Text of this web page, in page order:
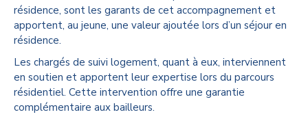
résidence, sont les garants de cet accompagnement et
apportent, au jeune, une valeur ajoutée lors d’un séjour en
résidence.
Les chargés de suivi logement, quant à eux, interviennent
en soutien et apportent leur expertise lors du parcours
résidentiel. Cette intervention offre une garantie
complémentaire aux bailleurs.